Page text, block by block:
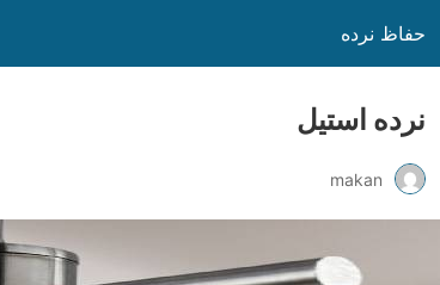
حفاظ نرده
نرده استیل
makan